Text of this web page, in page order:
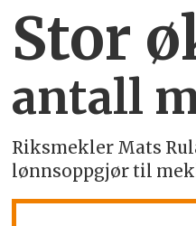
Stor
antall
Riksmekler Mats
lønnsoppgjør til